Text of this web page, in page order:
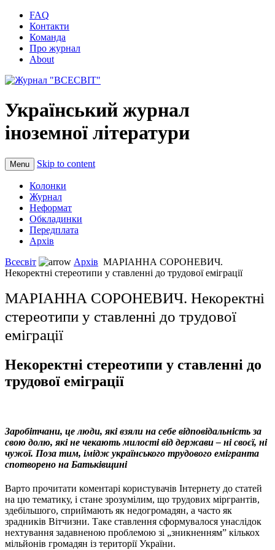
FAQ
Контакти
Команда
Про журнал
About
Український журнал
іноземної літератури
Menu Skip to content
Колонки
Журнал
Неформат
Обкладинки
Передплата
Архів
Всесвіт
Архів МАРІАННА СОРОНЕВИЧ.
Некоректні стереотипи у ставленні до трудової еміграції
МАРІАННА СОРОНЕВИЧ. Некоректні
стереотипи у ставленні до трудової
еміграції
Некоректні стереотипи у ставленні до
трудової еміграції
Заробітчани, це люди, які взяли на себе відповідальність за
свою долю, які не чекають милості від держави – ні своєї, ні
чужої. Поза тим, імідж українського трудового емігранта
спотворено на Батьківщині
Варто прочитати коментарі користувачів Інтернету до статей
на цю тематику, і стане зрозумілим, що трудових міргрантів,
здебільшого, сприймають як недогромадян, а часто як
зрадників Вітчизни. Таке ставлення сформувалося унаслідок
нехтування задавненою проблемою зі „зникненням” кількох
мільйонів громадян із території України.